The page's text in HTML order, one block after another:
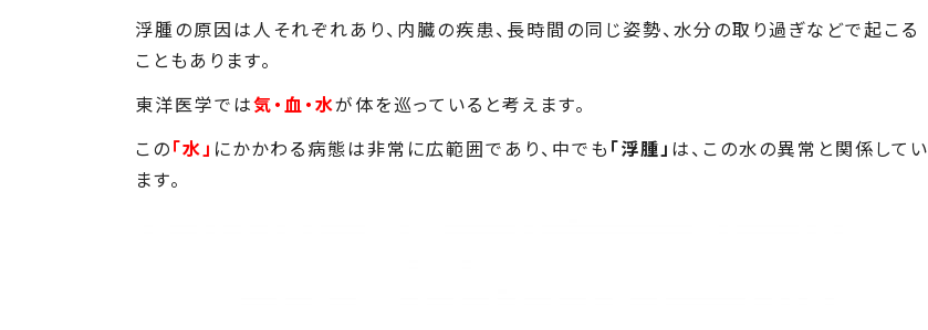
浮腫の原因は人それぞれあり、内臓の疾患、長時間の同じ姿勢、水分の取り過ぎなどで起こる
こともあります。
東洋医学では気・血・水が体を巡っていると考えます。
この「水」 にかかわる病態は非常に広範囲であり、中でも 「浮腫」 は、この水の異常と関係してい
ます。